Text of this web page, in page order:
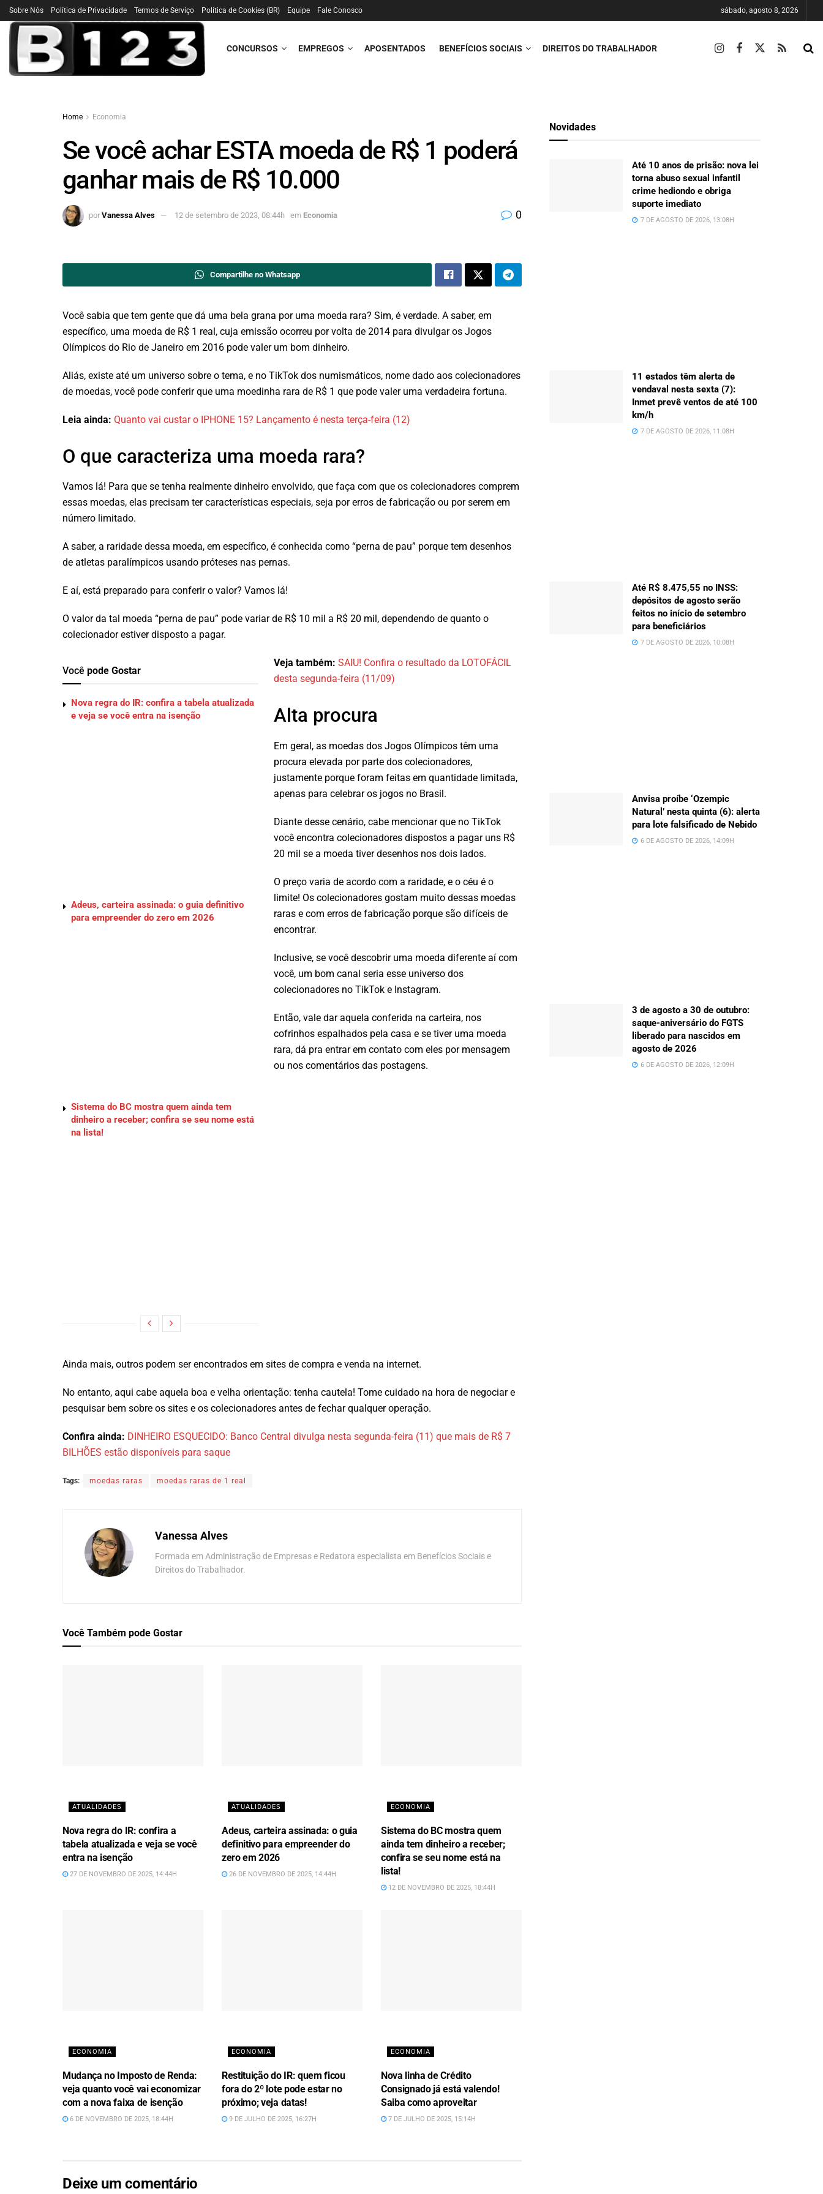
Sobre Nós Política de Privacidade Termos de Serviço Política de Cookies (BR) Equipe Fale Conosco sábado, agosto 8, 2026
CONCURSOS EMPREGOS APOSENTADOS BENEFÍCIOS SOCIAIS DIREITOS DO TRABALHADOR
Home Economia
Se você achar ESTA moeda de R$ 1 poderá
ganhar mais de R$ 10.000
por Vanessa Alves 12 de setembro de 2023, 08:44h em Economia 0
Compartilhe no Whatsapp
Você sabia que tem gente que dá uma bela grana por uma moeda rara? Sim, é verdade. A saber, em
específico, uma moeda de R$ 1 real, cuja emissão ocorreu por volta de 2014 para divulgar os Jogos
Olímpicos do Rio de Janeiro em 2016 pode valer um bom dinheiro.
Aliás, existe até um universo sobre o tema, e no TikTok dos numismáticos, nome dado aos colecionadores
de moedas, você pode conferir que uma moedinha rara de R$ 1 que pode valer uma verdadeira fortuna.
Leia ainda: Quanto vai custar o IPHONE 15? Lançamento é nesta terça-feira (12)
O que caracteriza uma moeda rara?
Vamos lá! Para que se tenha realmente dinheiro envolvido, que faça com que os colecionadores comprem
essas moedas, elas precisam ter características especiais, seja por erros de fabricação ou por serem em
número limitado.
A saber, a raridade dessa moeda, em específico, é conhecida como “perna de pau” porque tem desenhos
de atletas paralímpicos usando próteses nas pernas.
E aí, está preparado para conferir o valor? Vamos lá!
O valor da tal moeda “perna de pau” pode variar de R$ 10 mil a R$ 20 mil, dependendo de quanto o
colecionador estiver disposto a pagar.
Você pode Gostar
Nova regra do IR: confira a tabela atualizada
e veja se você entra na isenção
Adeus, carteira assinada: o guia definitivo
para empreender do zero em 2026
Sistema do BC mostra quem ainda tem
dinheiro a receber; confira se seu nome está
na lista!
Veja também: SAIU! Confira o resultado da LOTOFÁCIL
desta segunda-feira (11/09)
Alta procura
Em geral, as moedas dos Jogos Olímpicos têm uma
procura elevada por parte dos colecionadores,
justamente porque foram feitas em quantidade limitada,
apenas para celebrar os jogos no Brasil.
Diante desse cenário, cabe mencionar que no TikTok
você encontra colecionadores dispostos a pagar uns R$
20 mil se a moeda tiver desenhos nos dois lados.
O preço varia de acordo com a raridade, e o céu é o
limite! Os colecionadores gostam muito dessas moedas
raras e com erros de fabricação porque são difíceis de
encontrar.
Inclusive, se você descobrir uma moeda diferente aí com
você, um bom canal seria esse universo dos
colecionadores no TikTok e Instagram.
Então, vale dar aquela conferida na carteira, nos
cofrinhos espalhados pela casa e se tiver uma moeda
rara, dá pra entrar em contato com eles por mensagem
ou nos comentários das postagens.
Ainda mais, outros podem ser encontrados em sites de compra e venda na internet.
No entanto, aqui cabe aquela boa e velha orientação: tenha cautela! Tome cuidado na hora de negociar e
pesquisar bem sobre os sites e os colecionadores antes de fechar qualquer operação.
Confira ainda: DINHEIRO ESQUECIDO: Banco Central divulga nesta segunda-feira (11) que mais de R$ 7
BILHÕES estão disponíveis para saque
Tags: moedas raras moedas raras de 1 real
Vanessa Alves
Formada em Administração de Empresas e Redatora especialista em Benefícios Sociais e
Direitos do Trabalhador.
Você Também pode Gostar
ATUALIDADES
Nova regra do IR: confira a
tabela atualizada e veja se você
entra na isenção
27 DE NOVEMBRO DE 2025, 14:44H
ATUALIDADES
Adeus, carteira assinada: o guia
definitivo para empreender do
zero em 2026
26 DE NOVEMBRO DE 2025, 14:44H
ECONOMIA
Sistema do BC mostra quem
ainda tem dinheiro a receber;
confira se seu nome está na
lista!
12 DE NOVEMBRO DE 2025, 18:44H
ECONOMIA
Mudança no Imposto de Renda:
veja quanto você vai economizar
com a nova faixa de isenção
6 DE NOVEMBRO DE 2025, 18:44H
ECONOMIA
Restituição do IR: quem ficou
fora do 2º lote pode estar no
próximo; veja datas!
9 DE JULHO DE 2025, 16:27H
ECONOMIA
Nova linha de Crédito
Consignado já está valendo!
Saiba como aproveitar
7 DE JULHO DE 2025, 15:14H
Deixe um comentário
Novidades
Até 10 anos de prisão: nova lei
torna abuso sexual infantil
crime hediondo e obriga
suporte imediato
7 DE AGOSTO DE 2026, 13:08H
11 estados têm alerta de
vendaval nesta sexta (7):
Inmet prevê ventos de até 100
km/h
7 DE AGOSTO DE 2026, 11:08H
Até R$ 8.475,55 no INSS:
depósitos de agosto serão
feitos no início de setembro
para beneficiários
7 DE AGOSTO DE 2026, 10:08H
Anvisa proíbe ‘Ozempic
Natural’ nesta quinta (6): alerta
para lote falsificado de Nebido
6 DE AGOSTO DE 2026, 14:09H
3 de agosto a 30 de outubro:
saque-aniversário do FGTS
liberado para nascidos em
agosto de 2026
6 DE AGOSTO DE 2026, 12:09H